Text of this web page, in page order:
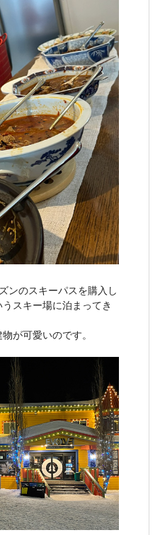
ンのスキーパスを購入し
スキー場に泊まってき
が可愛いのです。